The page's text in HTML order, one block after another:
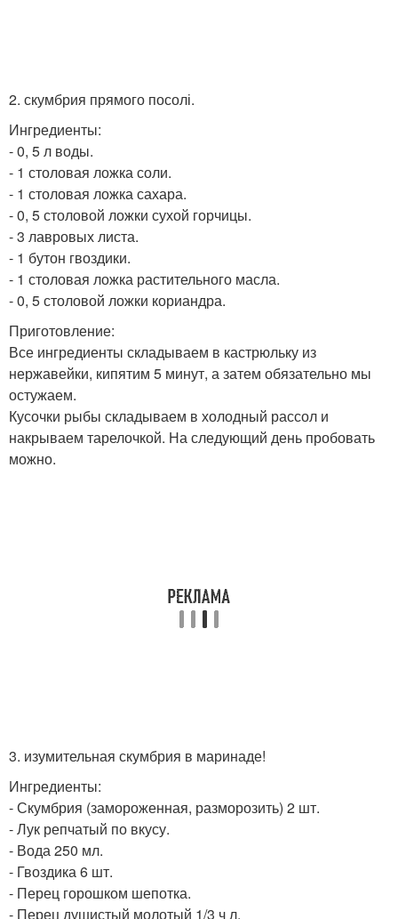
2. скумбрия прямого посолі.
Ингредиенты:
- 0, 5 л воды.
- 1 столовая ложка соли.
- 1 столовая ложка сахара.
- 0, 5 столовой ложки сухой горчицы.
- 3 лавровых листа.
- 1 бутон гвоздики.
- 1 столовая ложка растительного масла.
- 0, 5 столовой ложки кориандра.
Приготовление:
Все ингредиенты складываем в кастрюльку из
нержавейки, кипятим 5 минут, а затем обязательно мы
остужаем.
Кусочки рыбы складываем в холодный рассол и
накрываем тарелочкой. На следующий день пробовать
можно.
3. изумительная скумбрия в маринаде!
Ингредиенты:
- Скумбрия (замороженная, разморозить) 2 шт.
- Лук репчатый по вкусу.
- Вода 250 мл.
- Гвоздика 6 шт.
- Перец горошком шепотка.
- Перец душистый молотый 1/3 ч л.